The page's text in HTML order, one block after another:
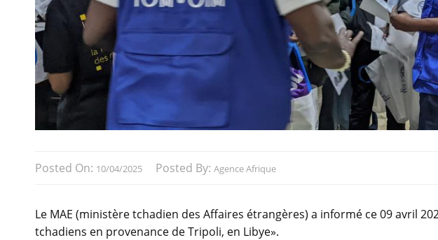
Posted On: 10/04/2025 Posted By: Agence Afrique
Le MAE (ministère tchadien des Affaires étrangères) a informé ce 09 avril
tchadiens en provenance de Tripoli, en Libye».